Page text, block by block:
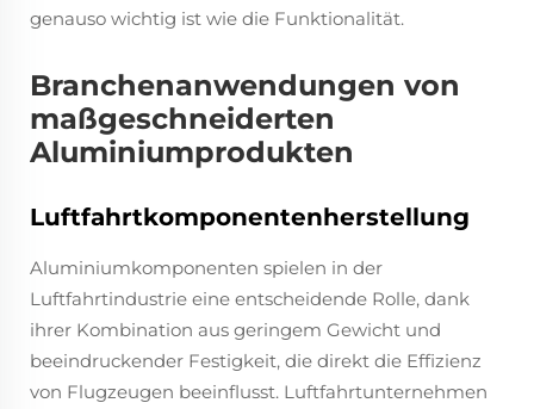
genauso wichtig ist wie die Funktionalität.
Branchenanwendungen von
maßgeschneiderten
Aluminiumprodukten
Luftfahrtkomponentenherstellung
Aluminiumkomponenten spielen in der
Luftfahrtindustrie eine entscheidende Rolle, dank
ihrer Kombination aus geringem Gewicht und
beeindruckender Festigkeit, die direkt die Effizienz
von Flugzeugen beeinflusst. Luftfahrtunternehmen